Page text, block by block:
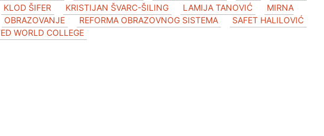
KLOD ŠIFER KRISTIJAN ŠVARC-ŠILING LAMIJA TANOVIĆ
MIRNA
OBRAZOVANJE REFORMA OBRAZOVNOG SISTEMA
SAFET HALILOVIĆ
WORLD COLLEGE